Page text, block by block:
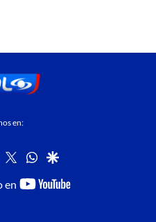
en:
instagram
twitterwhatsapp
google
en
youtube-